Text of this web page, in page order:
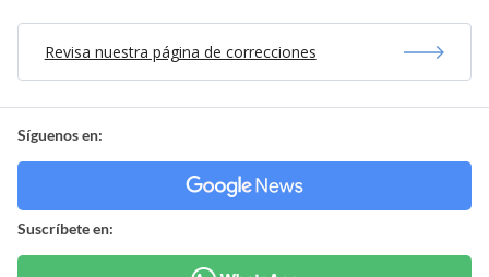
Revisa nuestra página de correcciones
Síguenos en:
Suscríbete en: